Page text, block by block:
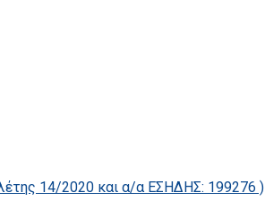
14/2020 και α/α ΕΣΗΔΗΣ: 199276 )